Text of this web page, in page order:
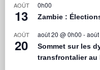
AOÛT
13
0h00
Zambie :
AOÛT
20
août 20 @ 0h00 -
Sommet sur les
transfrontalier au